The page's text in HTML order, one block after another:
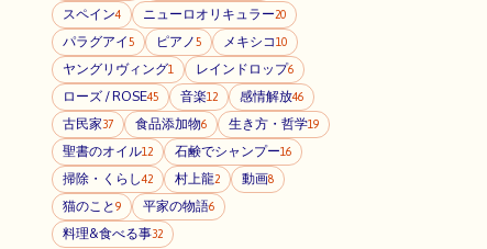
スペイン4 ニューロオリキュラー20
パラグアイ5 ピアノ5 メキシコ10
ヤングリヴィング1 レインドロップ6
ローズ / ROSE45 音楽12 感情解放46
古民家37 食品添加物6 生き方・哲学19
聖書のオイル12 石鹸でシャンプー16
掃除・くらし42 村上龍2 動画8
猫のこと9 平家の物語6
料理&食べる事32